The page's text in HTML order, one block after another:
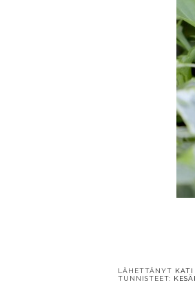
LÄHETTÄNYT KATI
TUNNISTEET: